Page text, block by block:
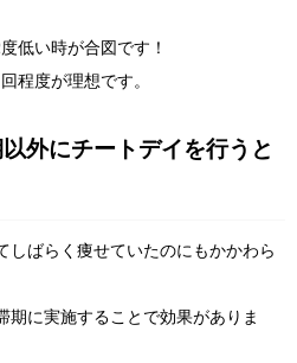
低い時が合図です！
程度が理想です。
外にチートデイを行うと
しばらく痩せていたのにもかかわら
に実施することで効果がありま